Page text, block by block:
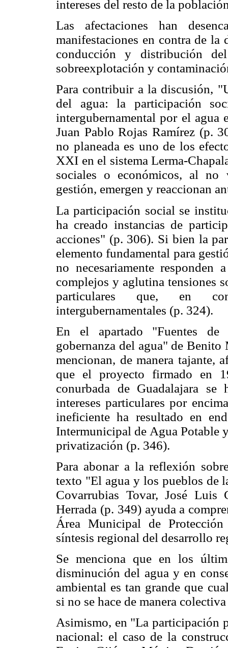
intereses del resto de la
Las afectaciones han
manifestaciones en contra de la
conducción y distribución
sobreexplotación y
Para contribuir a la discusión,
del agua: la participación
intergubernamental por el agua
Juan Pablo Rojas Ramírez (p.
no planeada es uno de los
XXI en el sistema Lerma-
sociales o económicos, al no
gestión, emergen y reaccionan
La participación social se
ha creado instancias de
acciones" (p. 306). Si bien la
elemento fundamental para
no necesariamente responden
complejos y aglutina tensiones
particulares que, en
intergubernamentales (p. 324).
En el apartado "Fuentes de
gobernanza del agua" de
mencionan, de manera tajante,
que el proyecto firmado en
conurbada de Guadalajara
intereses particulares por
ineficiente ha resultado en
Intermunicipal de Agua Potable
privatización (p. 346).
Para abonar a la reflexión
texto "El agua y los pueblos de
Covarrubias Tovar, José
Herrada (p. 349) ayuda a
Área Municipal de
síntesis regional del desarrollo
Se menciona que en los
disminución del agua y en
ambiental es tan grande que
si no se hace de manera
Asimismo, en "La participación
nacional: el caso de la